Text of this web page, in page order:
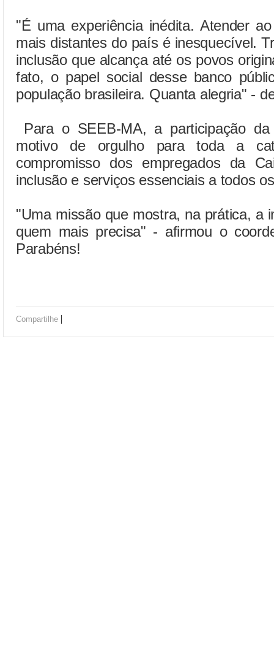
"É uma experiência inédita. Atender
mais distantes do país é inesquecível.
inclusão que alcança até os povos
fato, o papel social desse banco
população brasileira. Quanta alegria" -
Para o SEEB-MA, a participação
motivo de orgulho para toda a
compromisso dos empregados da
inclusão e serviços essenciais a todos
"Uma missão que mostra, na prática, a
quem mais precisa" - afirmou o
Parabéns!
Compartilhe |